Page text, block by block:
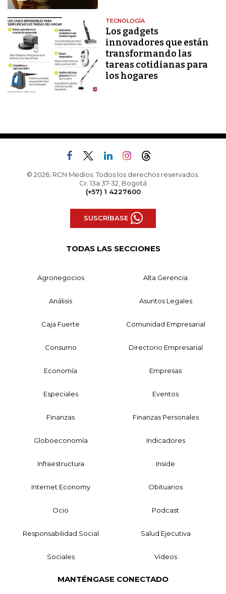
TECNOLOGÍA
Los gadgets
innovadores que están
transformando las
tareas cotidianas para
los hogares
© 2026, RCN Medios. Todos los derechos reservados.
Cr. 13a 37-32, Bogotá
(+57) 1 4227600
SUSCRÍBASE
TODAS LAS SECCIONES
Agronegocios Alta Gerencia
Análisis Asuntos Legales
Caja Fuerte Comunidad Empresarial
Consumo Directorio Empresarial
Economía Empresas
Especiales Eventos
Finanzas Finanzas Personales
Globoeconomía Indicadores
Infraestructura Inside
Internet Economy Obituarios
Ocio Podcast
Responsabilidad Social Salud Ejecutiva
Sociales Videos
MANTÉNGASE CONECTADO